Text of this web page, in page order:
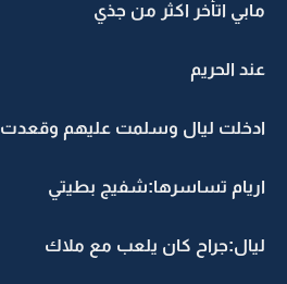
مابي اتأخر اكثر من جذي
عند الحريم
ادخلت ليال وسلمت عليهم وقعدت
اريام تساسرها:شفيج بطيتي
ليال:جراح كان يلعب مع ملاك